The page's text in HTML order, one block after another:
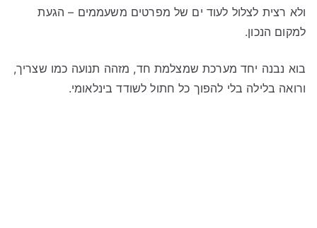
ולא רצית לצלול לעוד ים של מפרטים משעממים – הגעת
למקום הנכון.
בוא נבנה יחד מערכת שמצלמת חד, מזהה תנועה כמו שצריך,
ורואה בלילה בלי להפוך כל חתול לשודד בינלאומי.